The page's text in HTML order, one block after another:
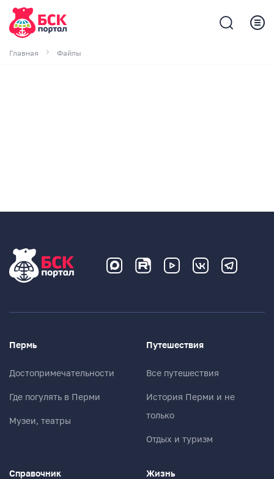
Главная Файлы
Пермь
Достопримечательности
Где погулять в Перми
Музеи, театры
Путешествия
Все путешествия
История Перми и не
только
Отдых и туризм
Справочник Жизнь